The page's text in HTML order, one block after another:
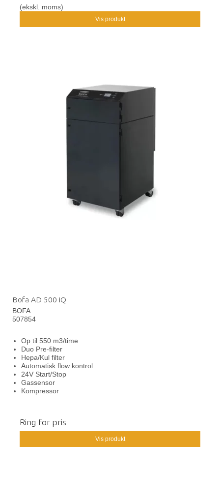
(ekskl. moms)
Vis produkt
Bofa AD 500 iQ
BOFA
507854
Op til 550 m3/time
Duo Pre-filter
Hepa/Kul filter
Automatisk flow kontrol
24V Start/Stop
Gassensor
Kompressor
Ring for pris
Vis produkt